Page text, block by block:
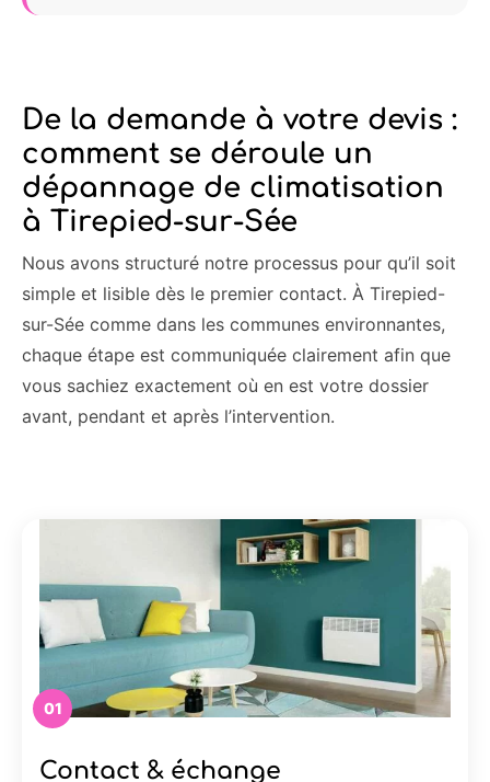
De la demande à votre devis :
comment se déroule un
dépannage de climatisation
à Tirepied-sur-Sée
Nous avons structuré notre processus pour qu’il soit
simple et lisible dès le premier contact. À Tirepied-
sur-Sée comme dans les communes environnantes,
chaque étape est communiquée clairement afin que
vous sachiez exactement où en est votre dossier
avant, pendant et après l’intervention.
01
Contact & échange